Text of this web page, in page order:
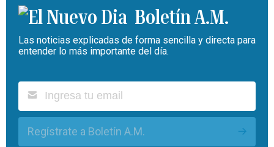
Boletín A.M.
Las noticias explicadas de forma sencilla y directa para
entender lo más importante del día.
Regístrate a Boletín A.M.